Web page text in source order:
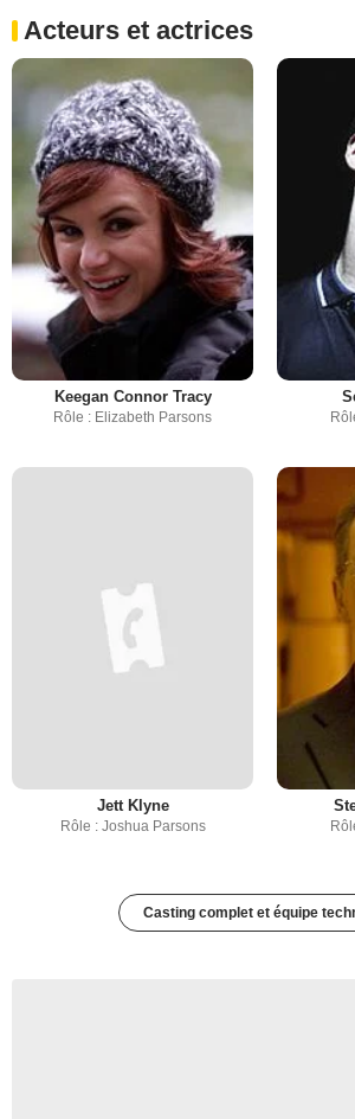
Acteurs et actrices
Keegan Connor Tracy
Rôle : Elizabeth Parsons
Jett Klyne
Rôle : Joshua Parsons
Casting complet et équipe